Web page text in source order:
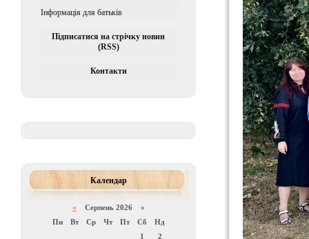
Інформація для батьків
Підписатися на стрічку новин
(RSS)
Контакти
Календар
« Серпень 2026 »
Пн
Вт Ср Чт Пт Сб
Нд
1
2